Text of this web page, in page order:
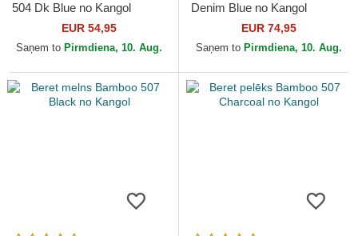
504 Dk Blue no Kangol
EUR 54,95
Saņem to Pirmdiena, 10. Aug.
Denim Blue no Kangol
EUR 74,95
Saņem to Pirmdiena, 10. Aug.